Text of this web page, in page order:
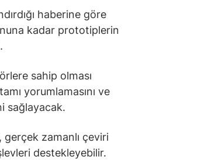
haberine göre
kadar prototiplerin
sahip olması
yorumlamasını ve
sağlayacak.
zamanlı çeviri
destekleyebilir.